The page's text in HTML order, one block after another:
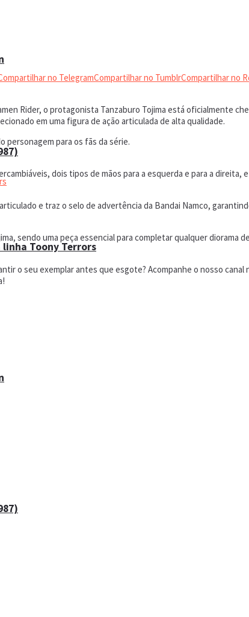
linha Toony Terrors
no TelegramCompartilhar no TumblrCompartilhar no
Rider, o protagonista Tanzaburo Tojima está oficialmente
em uma figura de ação articulada de alta qualidade.
personagem para os fãs da série.
dois tipos de mãos para a esquerda e para a direita,
e traz o selo de advertência da Bandai Namco,
sendo uma peça essencial para completar qualquer diorama
o seu exemplar antes que esgote? Acompanhe o nosso